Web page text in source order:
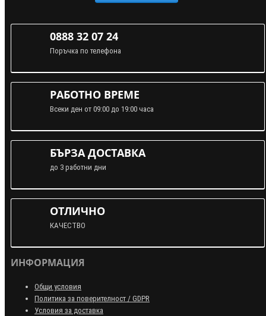
0888 32 07 24
Поръчка по телефона
РАБОТНО ВРЕМЕ
Всеки ден от 09:00 до 19:00 часа
БЪРЗА ДОСТАВКА
до 3 работни дни
ОТЛИЧНО
КАЧЕСТВО
ИНФОРМАЦИЯ
Общи условия
Политика за поверителност / GDPR
Условия за доставка